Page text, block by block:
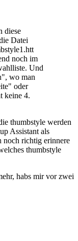
diese
Datei
noch im
Und
wo man
oder
keine 4.
thumbstyle werden
Assistant als
richtig erinnere
thumbstyle
habs mir vor zwei